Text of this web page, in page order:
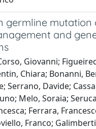
germline mutation
and
Giovanni;
Chiara; Bonanni,
Serrano, Davide;
Melo, Soraia;
Ferrara,
Franco;